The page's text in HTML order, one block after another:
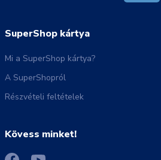
SuperShop kártya
Mi a SuperShop kártya?
A SuperShopról
Részvételi feltételek
Kövess minket!